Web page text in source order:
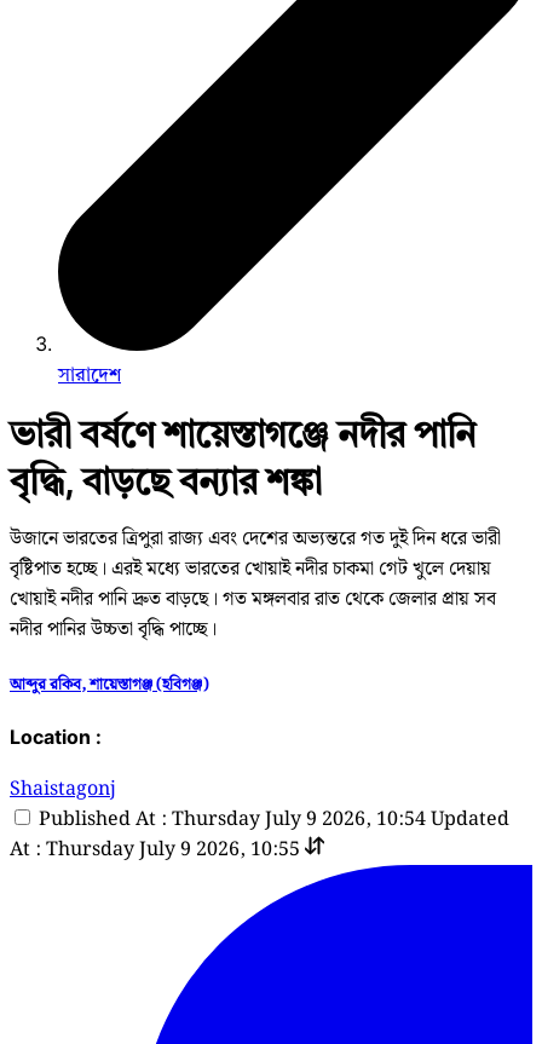
সারাদেশ
ভারী বর্ষণে শায়েস্তাগঞ্জে নদীর পানি
বৃদ্ধি, বাড়ছে বন্যার শঙ্কা
উজানে ভারতের ত্রিপুরা রাজ্য এবং দেশের অভ্যন্তরে গত দুই দিন ধরে ভারী
বৃষ্টিপাত হচ্ছে। এরই মধ্যে ভারতের খোয়াই নদীর চাকমা গেট খুলে দেয়ায়
খোয়াই নদীর পানি দ্রুত বাড়ছে। গত মঙ্গলবার রাত থেকে জেলার প্রায় সব
নদীর পানির উচ্চতা বৃদ্ধি পাচ্ছে।
আব্দুর রকিব, শায়েস্তাগঞ্জ (হবিগঞ্জ)
Location :
Shaistagonj
Published At : Thursday July 9 2026, 10:54Updated
At : Thursday July 9 2026, 10:55